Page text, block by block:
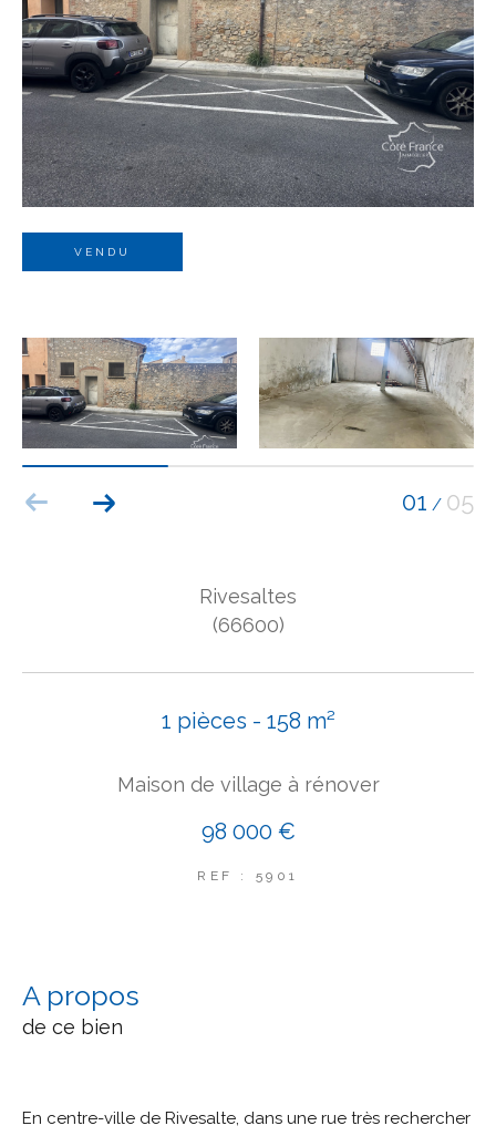
VENDU
01 / 05
Rivesaltes
(66600)
1 pièces - 158 m²
Maison de village à rénover
98 000 €
REF : 5901
a propos
de ce bien
En centre-ville de Rivesalte, dans une rue très rechercher
Budget
Budget
Surface
Surface
Pièces
Référence
AFFINER LES CRITÈRES
TERRASSE PARKING PISCINE